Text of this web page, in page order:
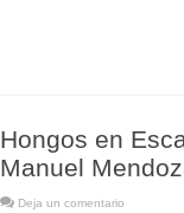
Hongos en
Manuel
Deja un comentario